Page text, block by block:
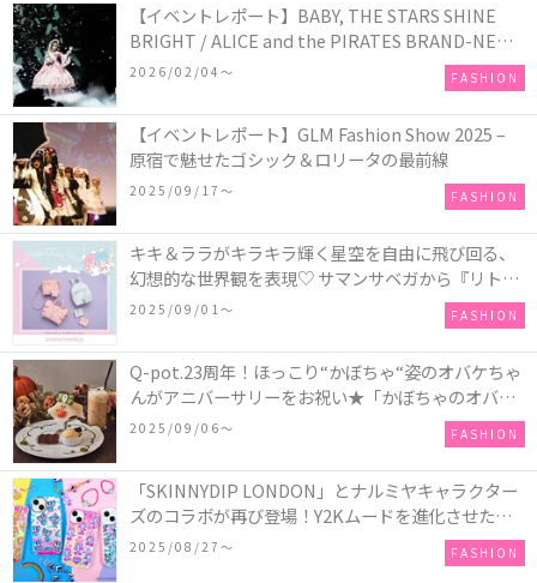
【イベントレポート】BABY, THE STARS SHINE
BRIGHT / ALICE and the PIRATES BRAND-NEW
COLLECTION in TOKYO
2026/02/04〜 FASHION
【イベントレポート】GLM Fashion Show 2025 –
原宿で魅せたゴシック＆ロリータの最前線
2025/09/17〜 FASHION
キキ＆ララがキラキラ輝く星空を自由に飛び回る、
幻想的な世界観を表現♡ サマンサベガから『リトル
ツインスターズ』50周年アニバーサリーイヤー』を
2025/09/01〜 FASHION
Q-pot.23周年！ほっこり“かぼちゃ“姿のオバケちゃ
んがアニバーサリーをお祝い★「かぼちゃのオバケ
ーキアクセサリー」が新発売！Q-pot CAFE.では
「かぼちゃのオバケーキプレート」も登場
2025/09/06〜 FASHION
「SKINNYDIP LONDON」とナルミヤキャラクター
ズのコラボが再び登場！Y2Kムードを進化させた新
作コレクションを発売♪
2025/08/27〜 FASHION